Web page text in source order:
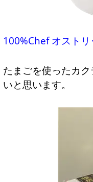
100%Chef オスト
たまごを使ったカ
いと思います。